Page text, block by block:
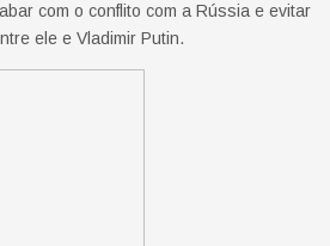
com o conflito com a Rússia e evitar
ele e Vladimir Putin.